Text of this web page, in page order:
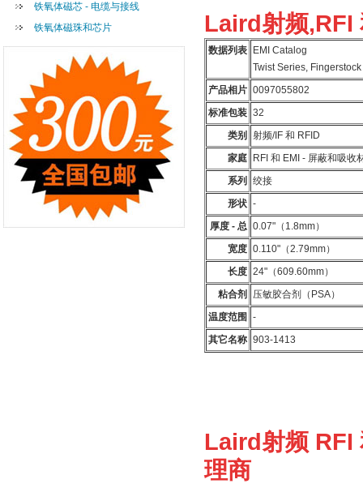
铁氧体磁芯 - 电缆与接线
铁氧体磁珠和芯片
Laird射频,RFI
数据列表
EMI Catalog
Twist Series,
产品相片 0097055802
标准包装 32
类别
射频/IF 和 RFID
家庭
RFI 和 EMI - 屏蔽和吸收
系列
绞接
形状 -
厚度 - 总 0.07"（1.8mm）
宽度 0.110"（2.79mm）
长度 24"（609.60mm）
粘合剂
压敏胶合剂（PSA）
温度范围
-
其它名称 903-1413
Laird射频 RFI
理商